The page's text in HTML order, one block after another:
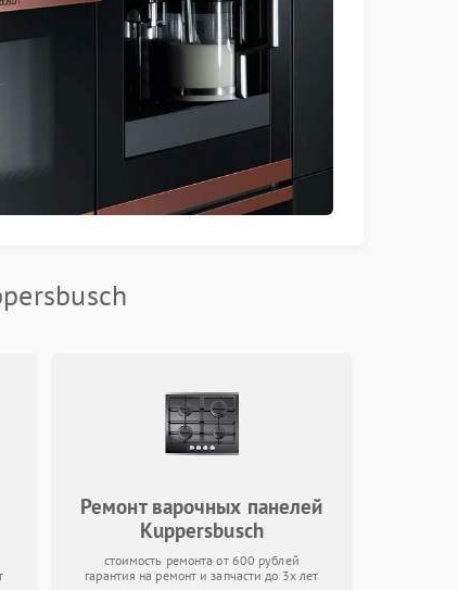
Ремонт варочных панелей
Kuppersbusch
стоимость ремонта от 600 рублей
гарантия на ремонт и запчасти до 3х лет